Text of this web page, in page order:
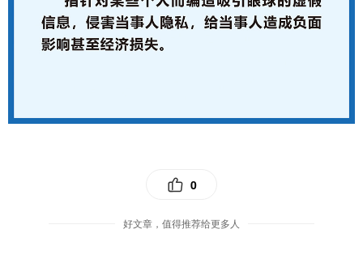
0
好文章，值得推荐给更多人